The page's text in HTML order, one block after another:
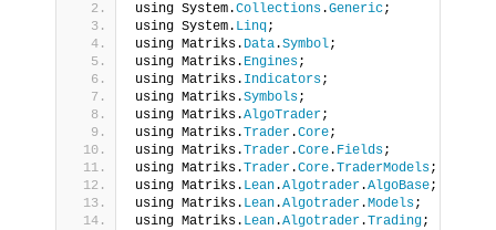
using System.Collections.Generic;
using System. Linq;
using Matriks. Data.Symbol;
using Matriks. Engines;
using Matriks. Indicators;
using Matriks.Symbols;
using Matriks.AlgoTrader;
using Matriks.Trader.Core;
using Matriks.Trader.Core. Fields;
using Matriks.Trader.Core.TraderModels;
using Matriks. Lean.Algotrader.AlgoBase;
using Matriks. Lean.Algotrader.Models;
using Matriks. Lean.Algotrader.Trading;